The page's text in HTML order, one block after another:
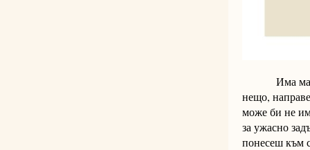
Има
нещо,
може би не им
за ужасно
понесеш към